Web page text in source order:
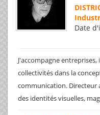
Date
J'accompagne
collectivités dans la
communication. Directeur
des identités visuelles,